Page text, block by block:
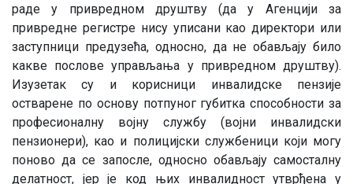
раде у привредном друштву (да у Агенцији за
привредне регистре нису уписани као директори или
заступници предузећа, односно, да не обављају било
какве послове управљања у привредном друштву).
Изузетак су и корисници инвалидске пензије
остварене по основу потпуног губитка способности за
професионалну војну службу (војни инвалидски
пензионери), као и полицијски службеници који могу
поново да се запосле, односно обављају самосталну
делатност, јер је код њих инвалидност утврђена у